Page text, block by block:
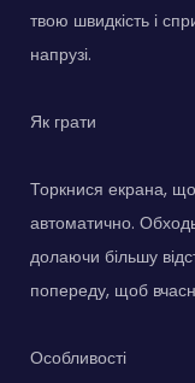
твою швидкість і
напрузі.
Як грати
Торкнися екрана,
автоматично.
долаючи більшу
попереду, щоб
Особливості